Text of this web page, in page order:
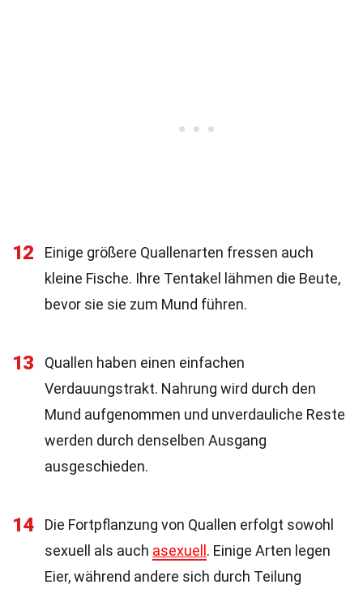
12
Einige größere Quallenarten fressen auch
kleine Fische. Ihre Tentakel lähmen die Beute,
bevor sie sie zum Mund führen.
13
Quallen haben einen einfachen
Verdauungstrakt. Nahrung wird durch den
Mund aufgenommen und unverdauliche Reste
werden durch denselben Ausgang
ausgeschieden.
14
Die Fortpflanzung von Quallen erfolgt sowohl
sexuell als auch asexuell . Einige Arten legen
Eier, während andere sich durch Teilung